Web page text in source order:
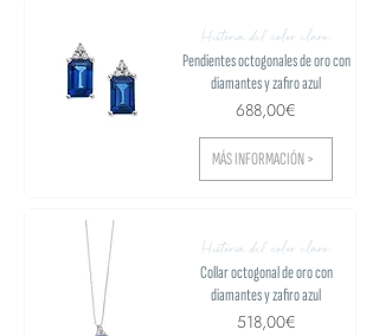
Historia del color claro
Pendientes octogonales de oro con
diamantes y zafiro azul
688,00€
MÁS INFORMACIÓN >
Historia del color claro
Collar octogonal de oro con
diamantes y zafiro azul
518,00€